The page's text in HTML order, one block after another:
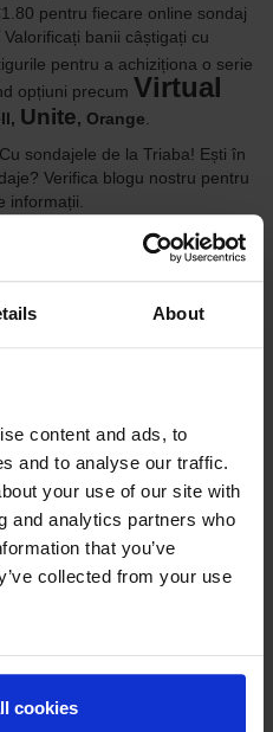
About
content and ads, to
and to analyse our traffic.
your use of our site with
and analytics partners who
that you’ve
collected from your use
cookies
pentru fiecare online sondaj
banii câștigați cu
pentru a achiziționa o serie
opțiuni precum Virtual
Unite, Orange
sondajele de la Triaba! Ești în
Verifica blogu nostru pentru
informații.
ta:
vei putea obține
cercetării de piață.
de piață:
Platform și urmează
Intenţionaţi să efectuati
afectează totul, pornind de
"activ" în procesul de protecție și
Obțineți publicul vizat cu o
de persoane din 110+ de țări.